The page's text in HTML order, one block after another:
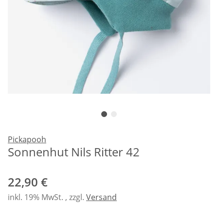
Pickapooh
Sonnenhut Nils Ritter 42
22,90 €
inkl. 19% MwSt. , zzgl. Versand